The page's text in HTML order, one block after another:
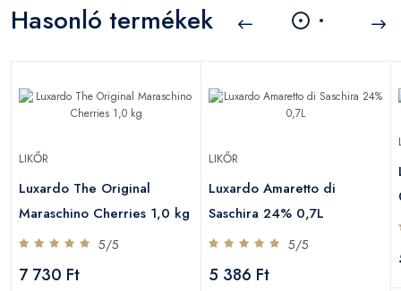
Hasonló termékek
LIKŐR
Luxardo The Original
Maraschino Cherries 1,0 kg
5/5
7 730 Ft
LIKŐR
Luxardo Amaretto di
Saschira 24% 0,7L
5/5
5 386 Ft